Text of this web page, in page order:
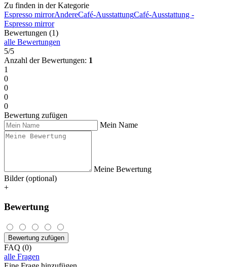
Zu finden in der Kategorie
Espresso mirrorAndereCafé-AusstattungCafé-Ausstattung -
Espresso mirror
Bewertungen (1)
alle Bewertungen
5/5
Anzahl der Bewertungen: 1
1
0
0
0
0
Bewertung zufügen
Mein Name
Meine Bewertung
Bilder (optional)
+
Bewertung
Bewertung zufügen
FAQ (0)
alle Fragen